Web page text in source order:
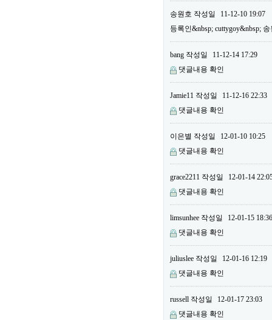
송원호 작성일
11-12-10 19:07
등록인&nbsp; cuttygoy&nbsp;
bang 작성일
11-12-14 17:29
댓글내용 확인
Jamie11 작성일
11-12-16 22:33
댓글내용 확인
이은별 작성일
12-01-10 10:25
댓글내용 확인
grace2211 작성일
12-01-14
댓글내용 확인
limsunhee 작성일
12-01-15 18:36
댓글내용 확인
juliuslee 작성일
12-01-16 12:19
댓글내용 확인
russell 작성일
12-01-17 23:03
댓글내용 확인